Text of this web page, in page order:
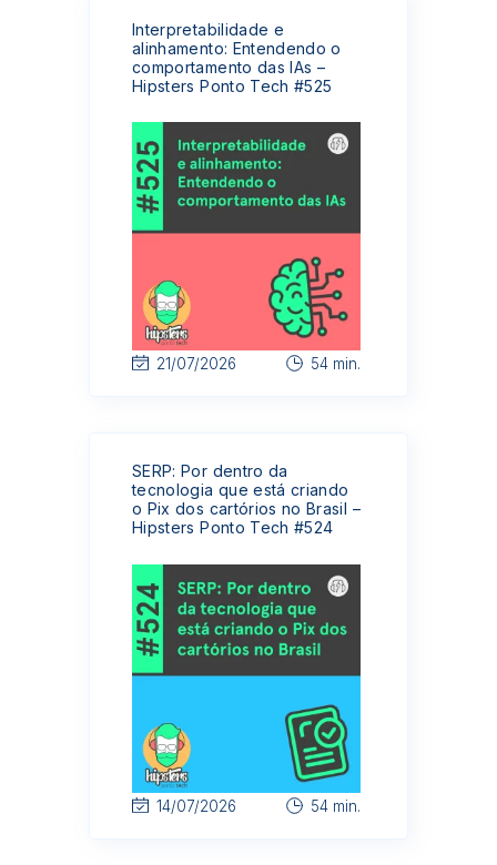
Interpretabilidade e
alinhamento: Entendendo o
comportamento das IAs –
Hipsters Ponto Tech #525
21/07/2026 54 min.
SERP: Por dentro da
tecnologia que está criando
o Pix dos cartórios no Brasil –
Hipsters Ponto Tech #524
14/07/2026 54 min.